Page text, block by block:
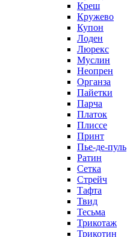
Креш
Кружево
Купон
Лоден
Люрекс
Муслин
Неопрен
Органза
Пайетки
Парча
Платок
Плиссе
Принт
Пье-де-пуль
Ратин
Сетка
Стрейч
Тафта
Твид
Тесьма
Трикотаж
Трикотин